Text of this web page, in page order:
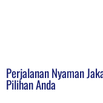
Perjalanan Nyaman
Pilihan Anda